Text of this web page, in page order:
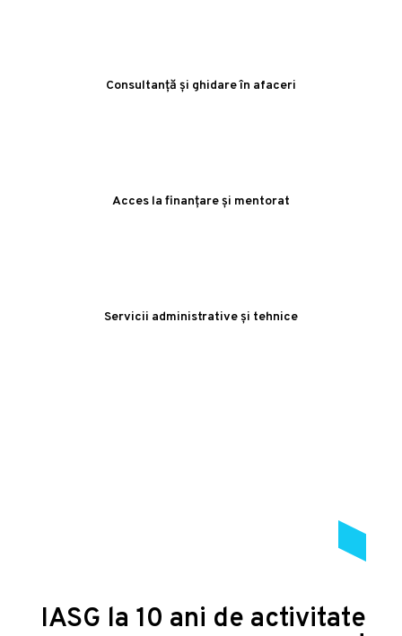
Consultanță și ghidare în afaceri
Acces la finanțare și mentorat
Servicii administrative și tehnice
IASG la 10 ani de activitate